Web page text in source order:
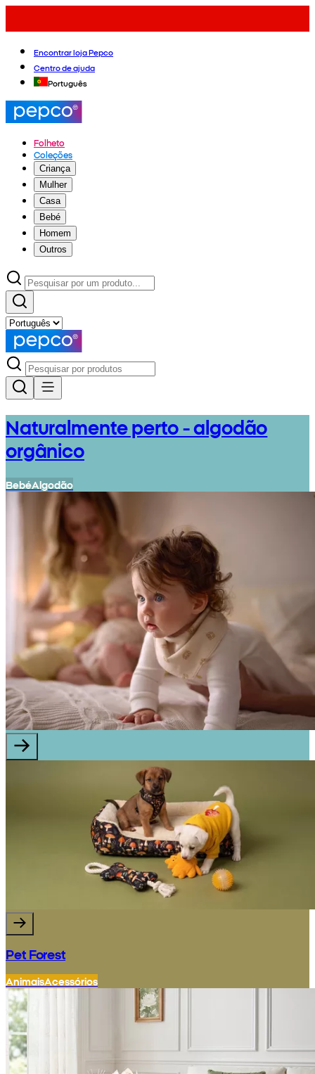
Encontrar loja Pepco
Centro de ajuda
Português
Folheto
Coleções
Criança
Mulher
Casa
Bebé
Homem
Outros
Naturalmente perto - algodão
orgânico
BebéAlgodão
Pet Forest
AnimaisAcessórios